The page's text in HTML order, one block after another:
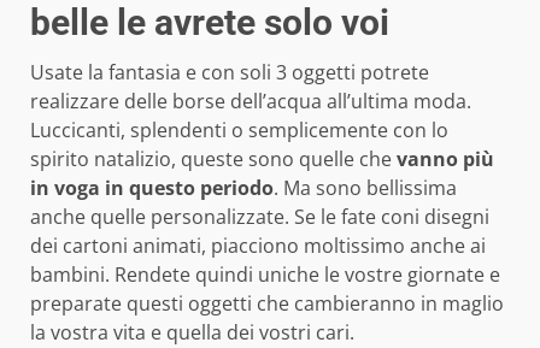
belle le avrete solo voi
Usate la fantasia e con soli 3 oggetti potrete
realizzare delle borse dell’acqua all’ultima moda.
Luccicanti, splendenti o semplicemente con lo
spirito natalizio, queste sono quelle chevanno più
in voga in questo periodo. Ma sono bellissima
anche quelle personalizzate. Se le fate coni disegni
dei cartoni animati, piacciono moltissimo anche ai
bambini. Rendete quindi uniche le vostre giornate e
preparate questi oggetti che cambieranno in maglio
la vostra vita e quella dei vostri cari.